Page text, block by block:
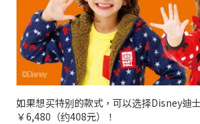
如果想买特别的款式，可以选择Disney迪
￥6,480（约408元）！